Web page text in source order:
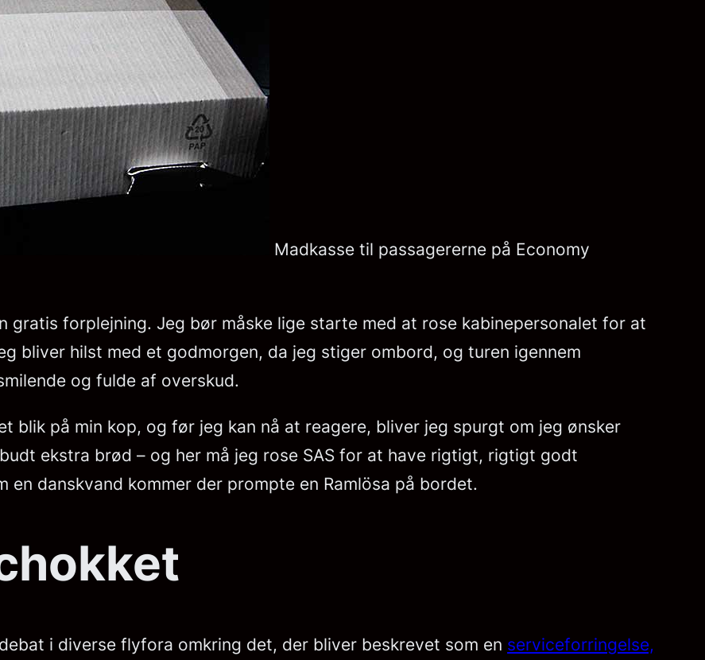
Madkasse til passagererne på Economy
gratis forplejning. Jeg bør måske lige starte med at rose kabinepersonalet for at
bliver hilst med et godmorgen, da jeg stiger ombord, og turen igennem
og fulde af overskud.
blik på min kop, og før jeg kan nå at reagere, bliver jeg spurgt om jeg ønsker
ekstra brød – og her må jeg rose SAS for at have rigtigt, rigtigt godt
en danskvand kommer der prompte en Ramlösa på bordet.
i diverse flyfora omkring det, der bliver beskrevet som en serviceforringelse,